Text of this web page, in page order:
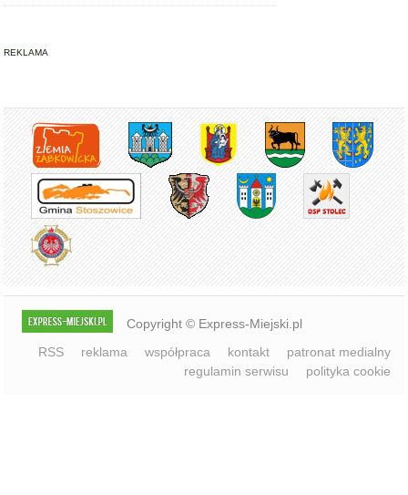
REKLAMA
Copyright © Express-Miejski.pl
RSS
reklama współpraca kontakt
patronat medialny
regulamin serwisu
polityka cookie